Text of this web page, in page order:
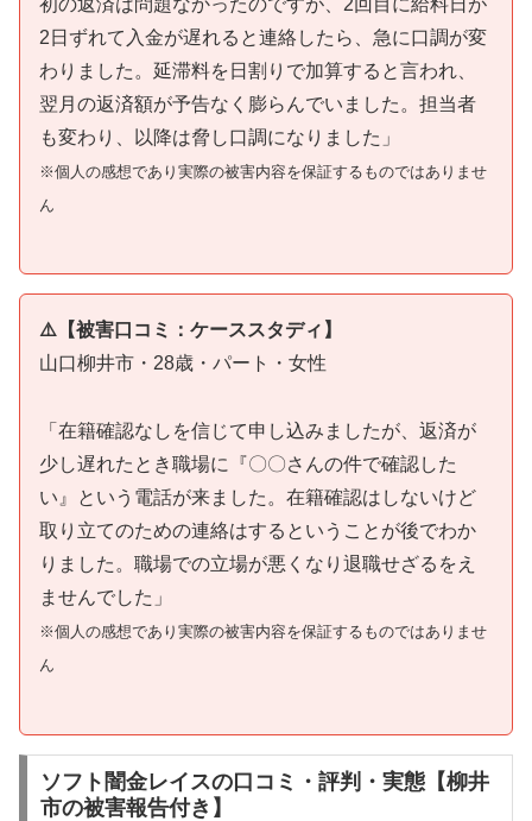
2日ずれて入金が遅れると連絡したら、急に口調が変
わりました。延滞料を日割りで加算すると言われ、
翌月の返済額が予告なく膨らんでいました。担当者
も変わり、以降は脅し口調になりました」
※個人の感想であり実際の被害内容を保証するものではありませ
ん
⚠️【被害口コミ：ケーススタディ】
山口柳井市・28歳・パート・女性
「在籍確認なしを信じて申し込みましたが、返済が
少し遅れたとき職場に『〇〇さんの件で確認した
い』という電話が来ました。在籍確認はしないけど
取り立てのための連絡はするということが後でわか
りました。職場での立場が悪くなり退職せざるをえ
ませんでした」
※個人の感想であり実際の被害内容を保証するものではありませ
ん
ソフト闇金レイスの口コミ・評判・実態【柳井
市の被害報告付き】